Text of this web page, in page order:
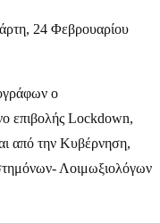
24 Φεβρουαρίου
ο
επιβολής Lockdown,
από την Κυβέρνηση,
Λοιμωξιολόγων